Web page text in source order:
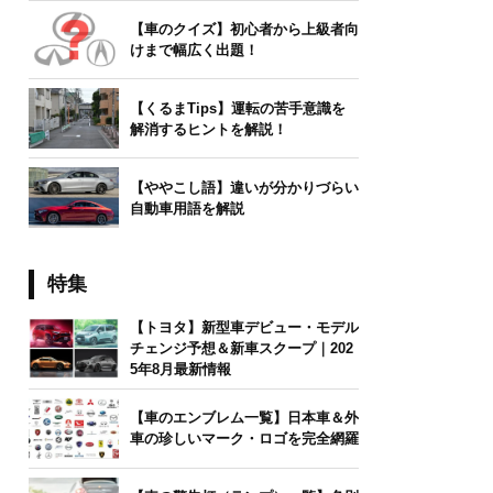
【車のクイズ】初心者から上級者向
けまで幅広く出題！
【くるまTips】運転の苦手意識を
解消するヒントを解説！
【ややこし語】違いが分かりづらい
自動車用語を解説
特集
【トヨタ】新型車デビュー・モデル
チェンジ予想＆新車スクープ｜202
5年8月最新情報
【車のエンブレム一覧】日本車＆外
車の珍しいマーク・ロゴを完全網羅